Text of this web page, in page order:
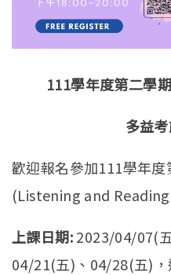
111學年度第二學期
多益
歡迎報名參加111學年
(Listening and
上課日期:2023/04/07(
04/21(五)、04/28(五)